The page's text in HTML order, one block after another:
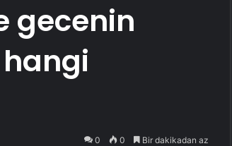
gecenin
hangi
0 0 Bir dakikadan az